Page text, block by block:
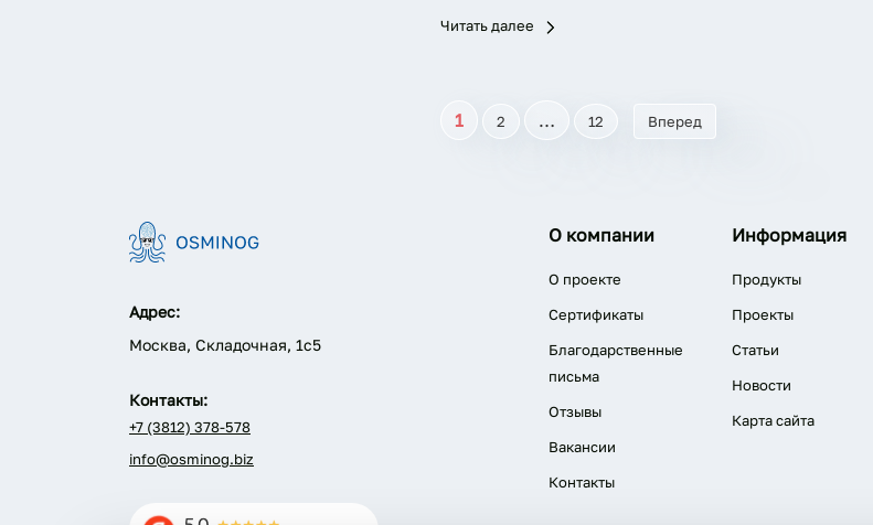
Читать далее
1 2 … 12 Вперед
Адрес:
Москва, Складочная, 1с5
Контакты:
+7 (3812) 378-578
info@osminog.biz
О компании
О проекте
Сертификаты
Благодарственные
письма
Отзывы
Вакансии
Контакты
Информация
Продукты
Проекты
Статьи
Новости
Карта сайта